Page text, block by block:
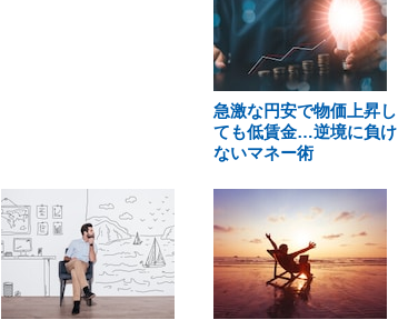
急激な円安で物価上昇し
ても低賃金…逆境に負け
ないマネー術